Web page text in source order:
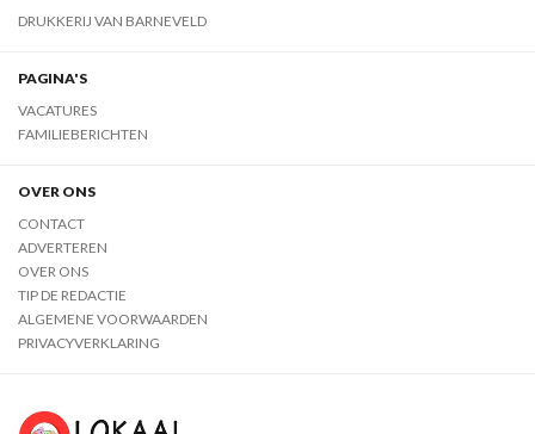
DRUKKERIJ VAN BARNEVELD
PAGINA'S
VACATURES
FAMILIEBERICHTEN
OVER ONS
CONTACT
ADVERTEREN
OVER ONS
TIP DE REDACTIE
ALGEMENE VOORWAARDEN
PRIVACYVERKLARING